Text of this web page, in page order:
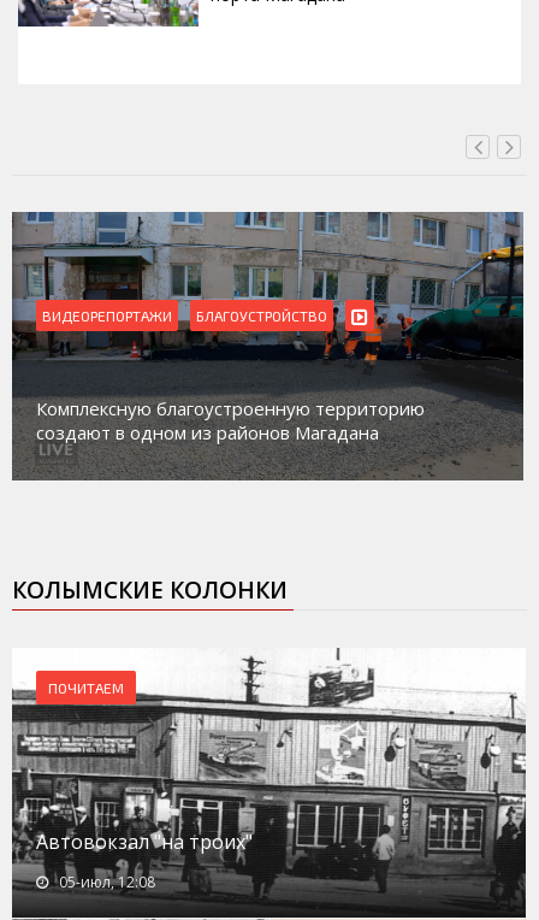
ВИДЕОРЕПОРТАЖИ БЛАГОУСТРОЙСТВО
Комплексную благоустроенную территорию
создают в одном из районов Магадана
КОЛЫМСКИЕ КОЛОНКИ
ПОЧИТАЕМ
Автовокзал "на троих"
05-июл, 12:08